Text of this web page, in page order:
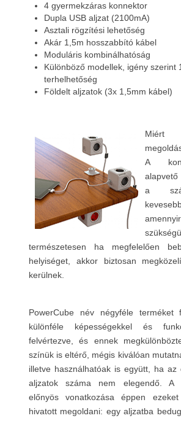
4 gyermekzáras konnektor
Dupla USB aljzat (2100mA)
Asztali rögzítési lehetőség
Akár 1,5m hosszabbító kábel
Moduláris kombinálhatóság
Különböző modellek, igény szerint
terhelhetőség
Földelt aljzatok (3x 1,5mm kábel)
Miért
A
alapvető
a
természetesen ha megfelelően
helyiséget, akkor biztosan
kerülnek.
PowerCube név négyféle terméket
különféle képességekkel és
felvértezve, és ennek
színük is eltérő, mégis kiválóan
illetve használhatóak is együtt, ha az
aljzatok száma nem elegendő. A
előnyös vonatkozása éppen
hivatott megoldani: egy aljzatba